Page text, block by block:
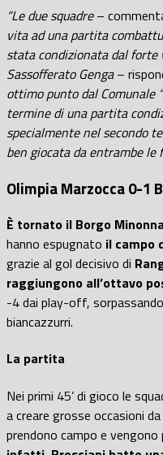
“Le due squadre–
vita ad una partita
stata condizionata dal forte
Sassofferato Genga–
ottimo punto dal Comunale
termine di una partita
specialmente nel secondo
ben giocata da entrambe le
Olimpia Marzocca 0-1
È tornato il Borgo Minonna
hanno espugnato il campo
grazie al gol decisivo di
raggiungono all’ottavo
-4 dai play-off,
biancazzurri.
La partita
Nei primi 45’ di gioco le
a creare grosse occasioni
prendono campo e